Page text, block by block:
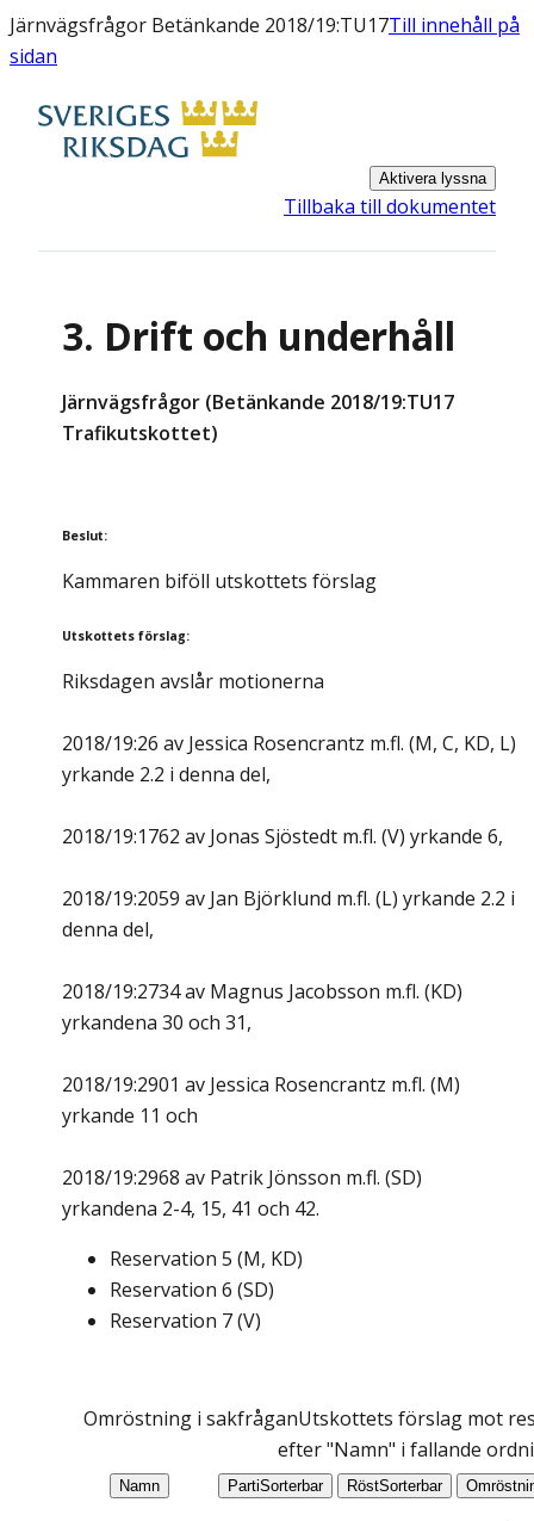
Järnvägsfrågor Betänkande 2018/19:TU17Till innehåll på
sidan
Aktivera lyssna
Tillbaka till dokumentet
3. Drift och underhåll
Järnvägsfrågor (Betänkande 2018/19:TU17
Trafikutskottet)
Beslut:
Kammaren biföll utskottets förslag
Utskottets förslag:
Riksdagen avslår motionerna
2018/19:26 av Jessica Rosencrantz m.fl. (M, C, KD, L)
yrkande 2.2 i denna del,
2018/19:1762 av Jonas Sjöstedt m.fl. (V) yrkande 6,
2018/19:2059 av Jan Björklund m.fl. (L) yrkande 2.2 i
denna del,
2018/19:2734 av Magnus Jacobsson m.fl. (KD)
yrkandena 30 och 31,
2018/19:2901 av Jessica Rosencrantz m.fl. (M)
yrkande 11 och
2018/19:2968 av Patrik Jönsson m.fl. (SD)
yrkandena 2-4, 15, 41 och 42.
Reservation 5 (M, KD)
Reservation 6 (SD)
Reservation 7(V)
Omröstning i sakfråganUtskottets förslag mot
efter "Namn" i fallande
Namn PartiSorterbar RöstSorterbar